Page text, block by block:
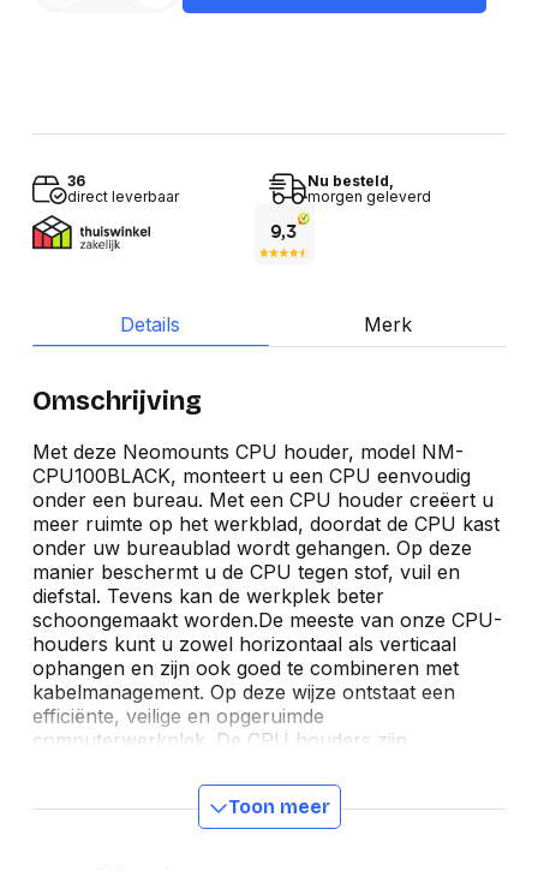
36
direct leverbaar
Nu besteld,
morgen geleverd
Details Merk
Omschrijving
Met deze Neomounts CPU houder, model NM-
CPU100BLACK, monteert u een CPU eenvoudig
onder een bureau. Met een CPU houder creëert u
meer ruimte op het werkblad, doordat de CPU kast
onder uw bureaublad wordt gehangen. Op deze
manier beschermt u de CPU tegen stof, vuil en
diefstal. Tevens kan de werkplek beter
schoongemaakt worden.De meeste van onze CPU-
houders kunt u zowel horizontaal als verticaal
ophangen en zijn ook goed te combineren met
kabelmanagement. Op deze wijze ontstaat een
efficiënte, veilige en opgeruimde
computerwerkplek. De CPU houders zijn
Hierdoor passen desktop en tower PC's eenvoudig
in de steun. In de specificaties treft u de maximale
en minimale breedte en diepte van de steun aan.
Toon meer